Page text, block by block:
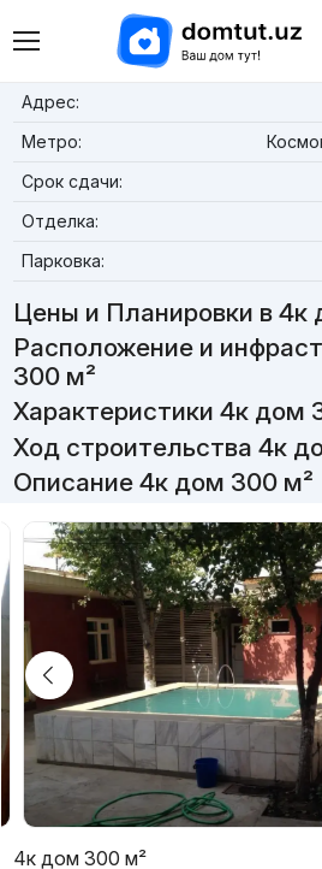
Адрес:
Метро:
Срок сдачи:
Отделка:
Парковка:
Цены и Планировки в 4к
Расположение и
300 м²
Характеристики 4к дом
Ход строительства 4к
Описание 4к дом 300 м²
4к дом 300 м²